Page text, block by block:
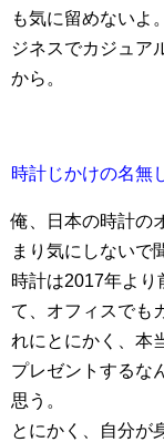
も気に留めないよ
ジネスでカジュア
から。
時計じかけの名無
俺、日本の時計の
まり気にしないで
時計は2017年より
て、オフィスでも
れにとにかく、本
プレゼントするな
思う。
とにかく、自分が